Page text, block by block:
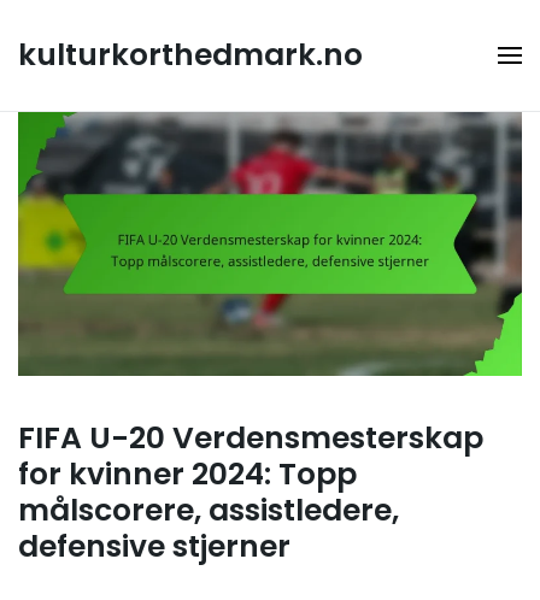
content
kulturkorthedmark.no
FIFA U-20 Verdensmesterskap
for kvinner 2024: Topp
målscorere, assistledere,
defensive stjerner